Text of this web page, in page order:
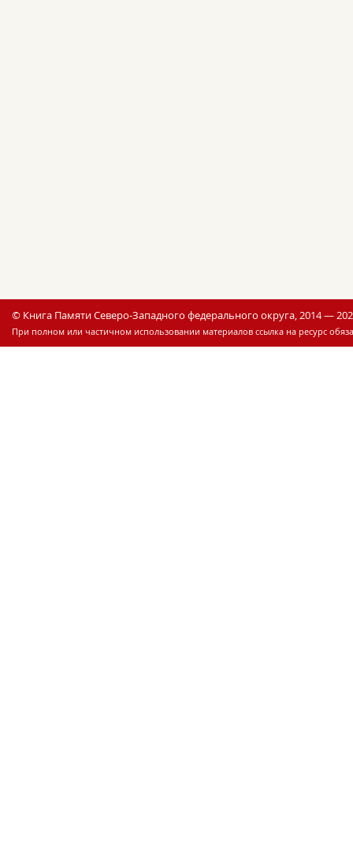
© Книга Памяти Северо-Западного федерального округа, 2014 —
При полном или частичном использовании материалов ссылка на ресурс